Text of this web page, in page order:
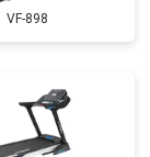
VF-898